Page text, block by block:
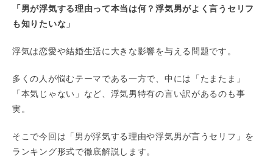
「男が浮気する理由って本当は何？浮気男がよく言うセリフ
も知りたいな」
浮気は恋愛や結婚生活に大きな影響を与える問題です。
多くの人が悩むテーマである一方で、中には「たまたま」
「本気じゃない」など、浮気男特有の言い訳があるのも事
実。
そこで今回は「男が浮気する理由や浮気男が言うセリフ」を
ランキング形式で徹底解説します。